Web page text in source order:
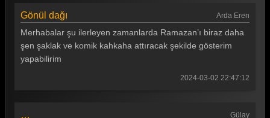
Gönül Dağı 105. Bölüm
Gönül Dağı 104. Bölüm
Gönül Dağı 103. Bölüm
Gönül dağı Arda Eren
Merhabalar şu ilerleyen zamanlarda Ramazan’ı biraz daha
şen şaklak ve komik kahkaha attıracak şekilde gösterim
yapabilirim
2024-03-02 22:47:12
… Gülay